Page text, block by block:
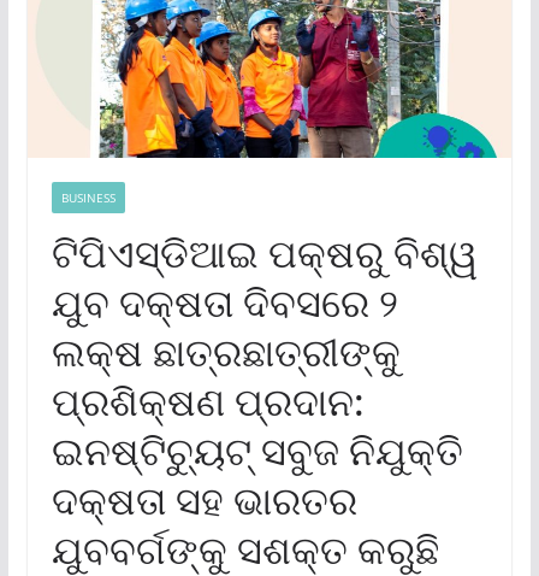
BUSINESS
ଟିପିଏସ୍‌ଡିଆଇ ପକ୍ଷରୁ ବିଶ୍ୱ
ଯୁବ ଦକ୍ଷତା ଦିବସରେ ୨
ଲକ୍ଷ ଛାତ୍ରଛାତ୍ରୀଙ୍କୁ
ପ୍ରଶିକ୍ଷଣ ପ୍ରଦାନ:
ଇନଷ୍ଟିଚ୍ୟୁଟ୍ ସବୁଜ ନିଯୁକ୍ତି
ଦକ୍ଷତା ସହ ଭାରତର
ଯୁବବର୍ଗଙ୍କୁ ସଶକ୍ତ କରୁଛି